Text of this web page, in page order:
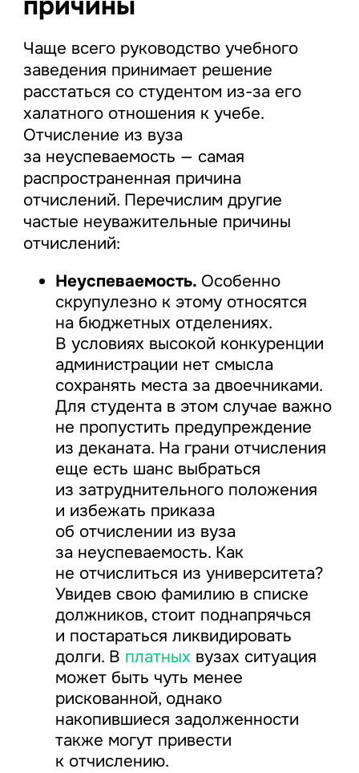
Чаще всего руководство учебного
заведения принимает решение
расстаться со студентом из-за его
халатного отношения к учебе.
Отчисление из вуза
за неуспеваемость — самая
распространенная причина
отчислений. Перечислим другие
частые неуважительные причины
отчислений:
Неуспеваемость. Особенно
скрупулезно к этому относятся
на бюджетных отделениях.
В условиях высокой конкуренции
администрации нет смысла
сохранять места за двоечниками.
Для студента в этом случае важно
не пропустить предупреждение
из деканата. На грани отчисления
еще есть шанс выбраться
из затруднительного положения
и избежать приказа
об отчислении из вуза
за неуспеваемость. Как
не отчислиться из университета?
Увидев свою фамилию в списке
должников, стоит поднапрячься
и постараться ликвидировать
долги. В платных вузах ситуация
может быть чуть менее
рискованной, однако
накопившиеся задолженности
также могут привести
к отчислению.